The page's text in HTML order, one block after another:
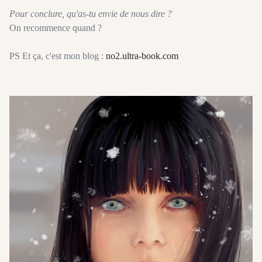
Pour conclure, qu'as-tu envie de nous dire ?
On recommence quand ?
PS Et ça, c'est mon blog : no2.ultra-book.com